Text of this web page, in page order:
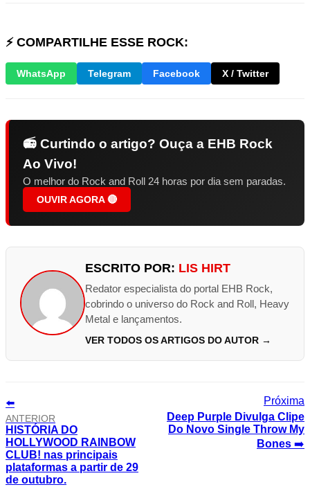
⚡ COMPARTILHE ESSE ROCK:
WhatsApp Telegram Facebook X / Twitter
📻 Curtindo o artigo? Ouça a EHB Rock
Ao Vivo!
O melhor do Rock and Roll 24 horas por dia sem paradas.
OUVIR AGORA 🔴
ESCRITO POR: LIS HIRT
Redator especialista do portal EHB Rock,
cobrindo o universo do Rock and Roll, Heavy
Metal e lançamentos.
VER TODOS OS ARTIGOS DO AUTOR →
⬅️
ANTERIOR
HISTÓRIA DO
HOLLYWOOD RAINBOW
CLUB! nas principais
plataformas a partir de 29
de outubro.
Deep Purple Divulga Clipe
Do Novo Single Throw My
Bones ➡️